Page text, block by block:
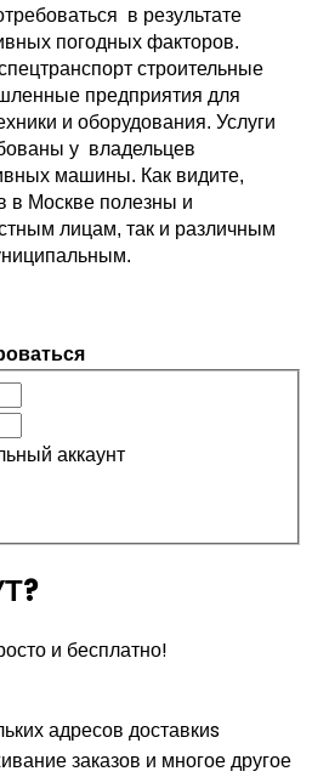
в результате
погодных факторов.
строительные
предприятия для
и оборудования. Услуги
у  владельцев
машины. Как видите,
в Москве полезны и
лицам, так и различным
аккаунт
и бесплатно!
адресов доставкиs
заказов и многое другое